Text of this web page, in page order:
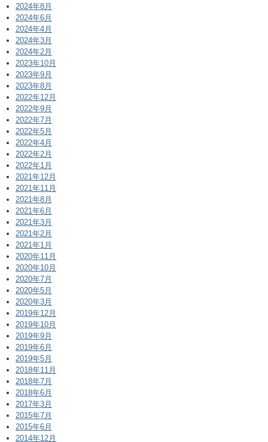
2024年8月
2024年6月
2024年4月
2024年3月
2024年2月
2023年10月
2023年9月
2023年8月
2022年12月
2022年9月
2022年7月
2022年5月
2022年4月
2022年2月
2022年1月
2021年12月
2021年11月
2021年8月
2021年6月
2021年3月
2021年2月
2021年1月
2020年11月
2020年10月
2020年7月
2020年5月
2020年3月
2019年12月
2019年10月
2019年9月
2019年6月
2019年5月
2018年11月
2018年7月
2018年6月
2017年3月
2015年7月
2015年6月
2014年12月